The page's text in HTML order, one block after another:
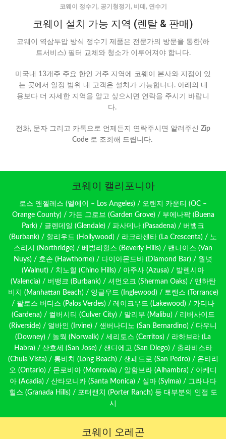
코웨이 정수기, 공기청정기, 비데, 연수기
코웨이 설치 가능 지역 (렌탈 & 판매)
코웨이 역삼투압 방식 정수기 제품은 전문가의 방문을 통한(하
트서비스) 필터 교체와 청소가 이루어져야 합니다.
미국내 13개주 주요 한인 거주 지역에 코웨이 본사와 지점이 있
는 곳에서 일정 범위 내 고객은 설치가 가능합니다. 아래의 내
용보다 더 자세한 지역을 알고 싶으시면 연락을 주시기 바랍니
다.
전화, 문자 그리고 카톡으로 언제든지 연락주시면 알려주신 Zip
Code로 조회해 드립니다.
코웨이 캘리포니아
로스 앤젤레스 (엘에이 – Los Angeles) / 오랜지 카운티 (OC –
Orange County) / 가든 그로브 (Garden Grove) / 부에나팍 (Buena
Park) / 글렌데일 (Glendale) / 파사데나 (Pasadena) / 버뱅크
(Burbank) / 할리우드 (Hollywood) / 라크라센타 (La Crescenta) / 노
스리지 (Northridge) / 베벌리힐스 (Beverly Hills) / 밴나이스 (Van
Nuys) / 호손 (Hawthorne) / 다이아몬드바 (Diamond Bar) / 월넛
(Walnut) / 치노힐 (Chino Hills) / 아주사 (Azusa) / 발렌시아
(Valencia) / 버뱅크 (Burbank) / 셔먼오크 (Sherman Oaks) / 맨하탄
비치 (Manhattan Beach) / 잉글우드 (Inglewood) / 토랜스 (Torrance)
/ 팔로스 버디스 (Palos Verdes) / 레이크우드 (Lakewood) / 가디나
(Gardena) / 컬버시티 (Culver City) / 말리부 (Malibu) / 리버사이드
(Riverside) / 얼바인 (Irvine) / 샌버나디노 (San Bernardino) / 다우니
(Downey) / 놀웍 (Norwalk) / 세리토스 (Cerritos) / 라하브라 (La
Habra) / 산호세 (San Jose) / 샌디에고 (San Diego) / 출라비스타
(Chula Vista) / 롱비치 (Long Beach) / 샌페드로 (San Pedro) / 온타리
오 (Ontario) / 몬로비아 (Monrovia) / 알함브라 (Alhambra) / 아케디
아 (Acadia) / 산타모니카 (Santa Monica) / 실마 (Sylma) / 그라나다
힐스 (Granada Hills) / 포터랜치 (Porter Ranch) 등 대부분의 인접 도
시
코웨이 오레곤